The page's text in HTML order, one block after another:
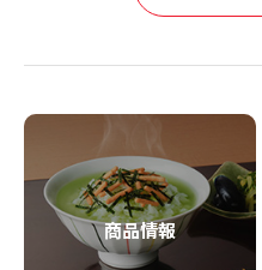
商品情報